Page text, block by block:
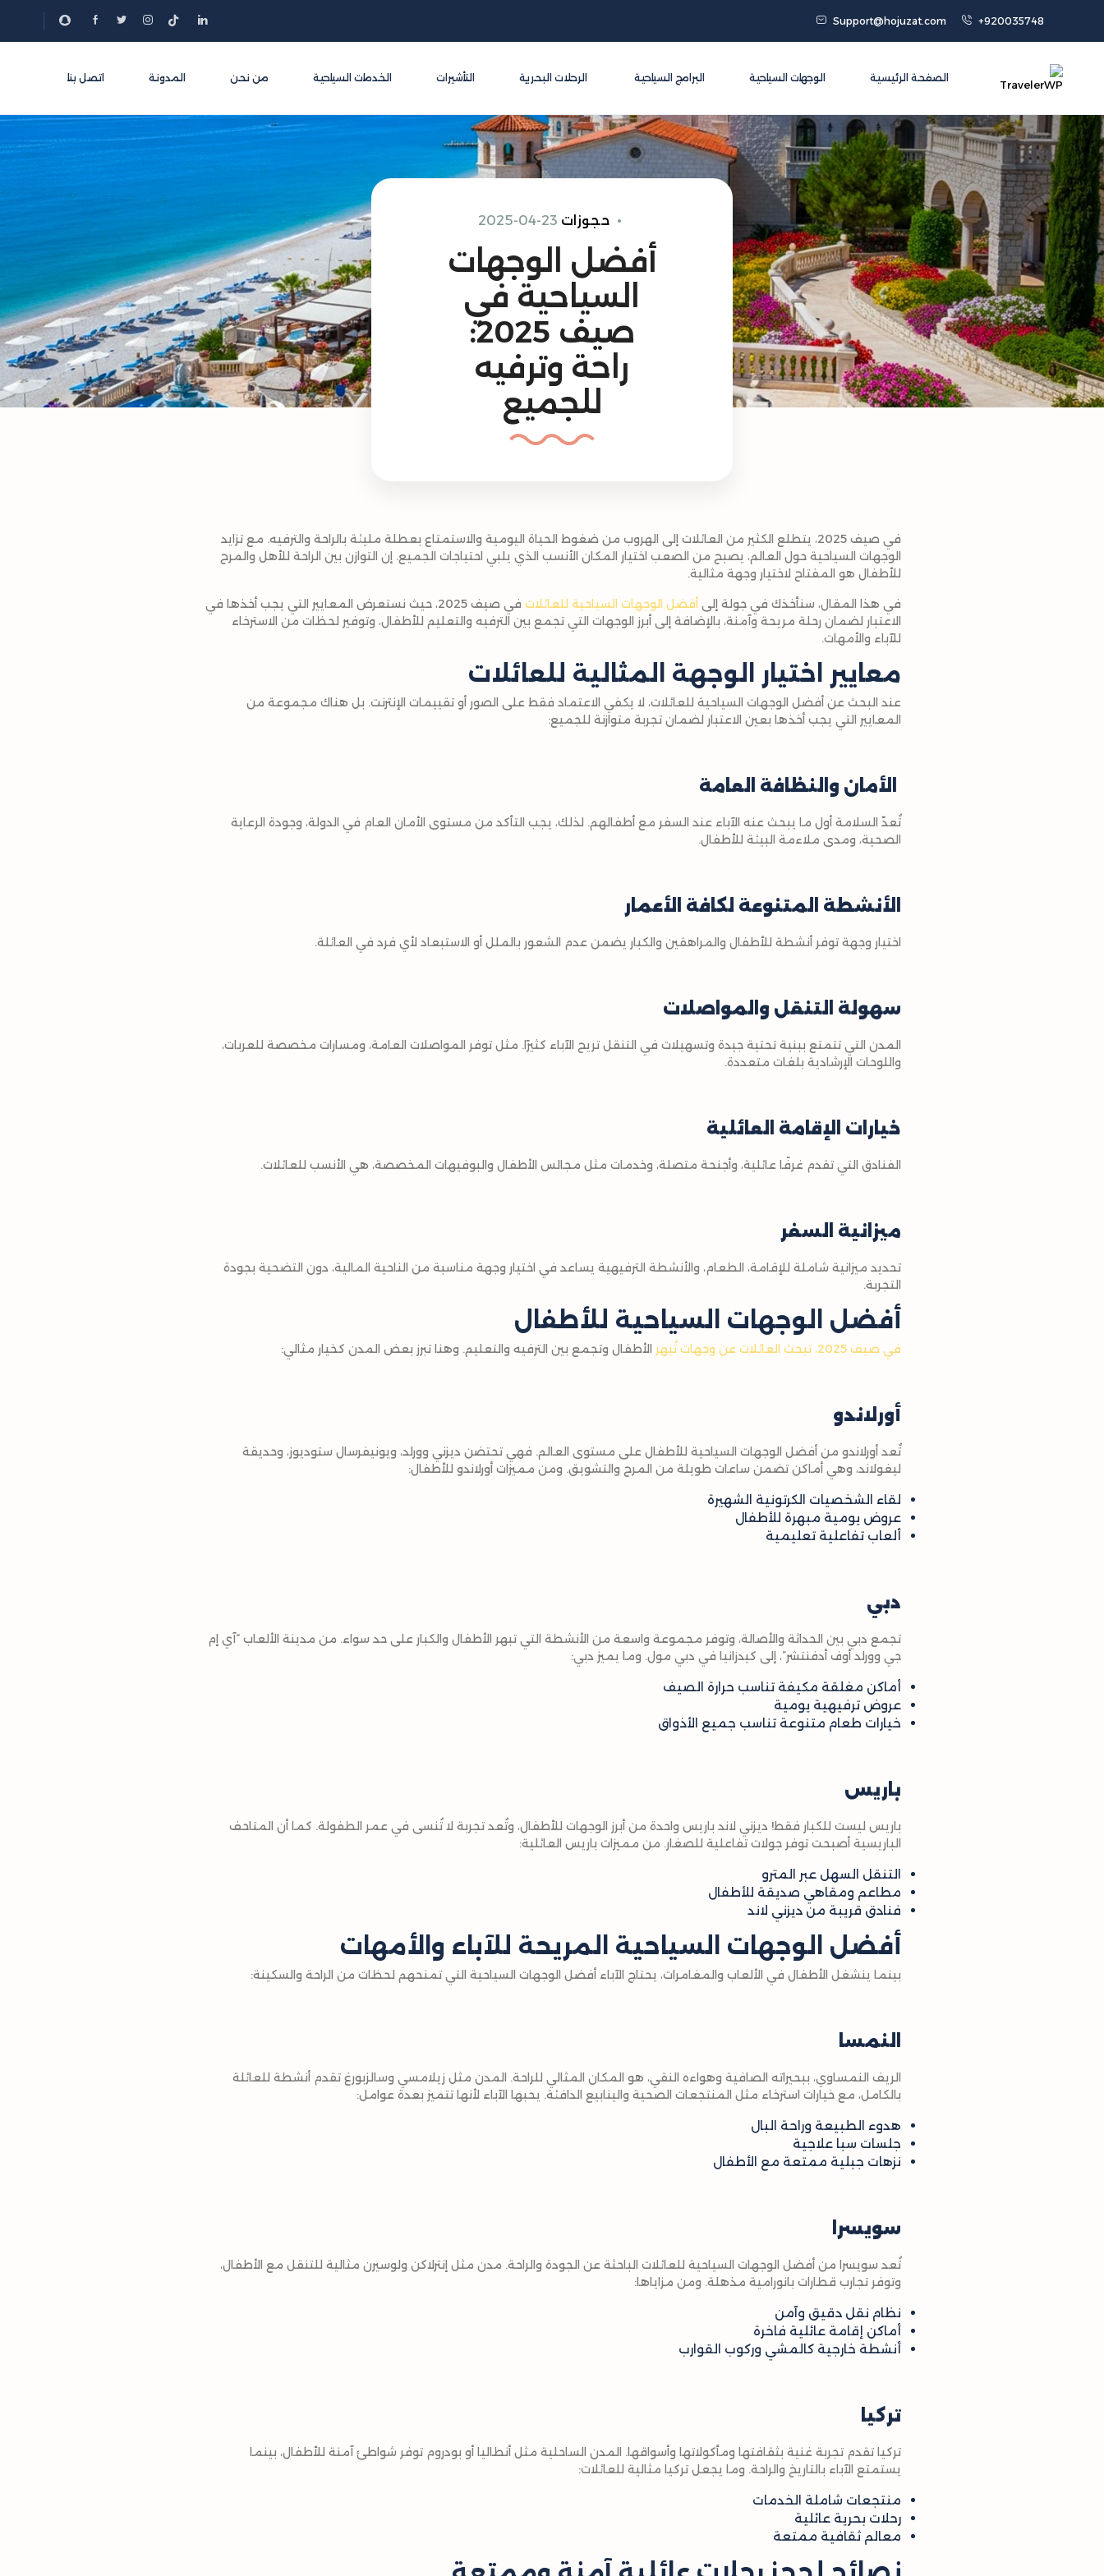
+920035748
Support@hojuzat.com
الصفحة الرئيسية الوجهات السياحية البرامج السياحية الرحلات البحرية التأشيرات الخدمات السياحية من نحن المدونة اتصل بنا
حجوزات
أفضل الوجهات
السياحية في
صيف 2025:
راحة وترفيه
للجميع
في صيف 2025، يتطلع الكثير من العائلات إلى الهروب من ضغوط الحياة اليومية والاستمتاع بعطلة مليئة بالراحة والترفيه. مع تزايد
الوجهات السياحية حول العالم، يصبح من الصعب اختيار المكان الأنسب الذي يلبي احتياجات الجميع. إن التوازن بين الراحة للأهل والمرح
للأطفال هو المفتاح لاختيار وجهة مثالية.
في هذا المقال، سنأخذك في جولة إلى أفضل الوجهات السياحية للعائلات
في صيف 2025، حيث نستعرض المعايير التي يجب أخذها في
الاعتبار لضمان رحلة مريحة وآمنة، بالإضافة إلى أبرز الوجهات التي تجمع بين الترفيه والتعليم للأطفال، وتوفير لحظات من الاسترخاء
للآباء والأمهات.
معايير اختيار الوجهة المثالية للعائلات
عند البحث عن أفضل الوجهات السياحية للعائلات، لا يكفي الاعتماد فقط على الصور أو تقييمات الإنترنت. بل هناك مجموعة من
المعايير التي يجب أخذها بعين الاعتبار لضمان تجربة متوازنة للجميع:
الأمان والنظافة العامة
تُعدّ السلامة أول ما يبحث عنه الآباء عند السفر مع أطفالهم. لذلك، يجب التأكد من مستوى الأمان العام في الدولة، وجودة الرعاية
الصحية، ومدى ملاءمة البيئة للأطفال.
الأنشطة المتنوعة لكافة الأعمار
اختيار وجهة توفر أنشطة للأطفال والمراهقين والكبار يضمن عدم الشعور بالملل أو الاستبعاد لأي فرد في العائلة.
سهولة التنقل والمواصلات
المدن التي تتمتع ببنية تحتية جيدة وتسهيلات في التنقل تريح الآباء كثيرًا. مثل توفر المواصلات العامة، ومسارات مخصصة للعربات،
واللوحات الإرشادية بلغات متعددة.
خيارات الإقامة العائلية
الفنادق التي تقدم غرفًا عائلية، وأجنحة متصلة، وخدمات مثل مجالس الأطفال والبوفيهات المخصصة، هي الأنسب للعائلات.
ميزانية السفر
تحديد ميزانية شاملة للإقامة، الطعام، والأنشطة الترفيهية يساعد في اختيار وجهة مناسبة من الناحية المالية، دون التضحية بجودة
التجربة.
أفضل الوجهات السياحية للأطفال
في صيف 2025، تبحث العائلات عن وجهات تُبهر الأطفال وتجمع بين الترفيه والتعليم. وهنا تبرز بعض المدن كخيار مثالي:
أورلاندو
تُعد أورلاندو من أفضل الوجهات السياحية للأطفال على مستوى العالم. فهي تحتضن ديزني وورلد، ويونيفرسال ستوديوز، وحديقة
ليغولاند، وهي أماكن تضمن ساعات طويلة من المرح والتشويق. ومن مميزات أورلاندو للأطفال:
لقاء الشخصيات الكرتونية الشهيرة
عروض يومية مبهرة للأطفال
ألعاب تفاعلية تعليمية
دبي
تجمع دبي بين الحداثة والأصالة، وتوفر مجموعة واسعة من الأنشطة التي تبهر الأطفال والكبار على حد سواء. من مدينة الألعاب “آي إم
جي وورلد أوف أدفنتشر”، إلى كيدزانيا في دبي مول. وما يميز دبي:
أماكن مغلقة مكيفة تناسب حرارة الصيف
عروض ترفيهية يومية
خيارات طعام متنوعة تناسب جميع الأذواق
باريس
باريس ليست للكبار فقط! ديزني لاند باريس واحدة من أبرز الوجهات للأطفال، وتُعد تجربة لا تُنسى في عمر الطفولة. كما أن المتاحف
الباريسية أصبحت توفر جولات تفاعلية للصغار. من مميزات باريس العائلية:
التنقل السهل عبر المترو
مطاعم ومقاهي صديقة للأطفال
فنادق قريبة من ديزني لاند
أفضل الوجهات السياحية المريحة للآباء والأمهات
بينما ينشغل الأطفال في الألعاب والمغامرات، يحتاج الآباء أفضل الوجهات السياحية التي تمنحهم لحظات من الراحة والسكينة:
النمسا
الريف النمساوي، ببحيراته الصافية وهواءه النقي، هو المكان المثالي للراحة. المدن مثل زيلامسي وسالزبورغ تقدم أنشطة للعائلة
بالكامل، مع خيارات استرخاء مثل المنتجعات الصحية والينابيع الدافئة. يحبها الآباء لأنها تتميز بعدة عوامل:
هدوء الطبيعة وراحة البال
جلسات سبا علاجية
نزهات جبلية ممتعة مع الأطفال
سويسرا
تُعد سويسرا من أفضل الوجهات السياحية للعائلات الباحثة عن الجودة والراحة. مدن مثل إنترلاكن ولوسيرن مثالية للتنقل مع الأطفال،
وتوفر تجارب قطارات بانورامية مذهلة. ومن مزاياها:
نظام نقل دقيق وآمن
أماكن إقامة عائلية فاخرة
أنشطة خارجية كالمشي وركوب القوارب
تركيا
تركيا تقدم تجربة غنية بثقافتها ومأكولاتها وأسواقها. المدن الساحلية مثل أنطاليا أو بودروم توفر شواطئ آمنة للأطفال، بينما
يستمتع الآباء بالتاريخ والراحة. وما يجعل تركيا مثالية للعائلات:
منتجعات شاملة الخدمات
رحلات بحرية عائلية
معالم ثقافية ممتعة